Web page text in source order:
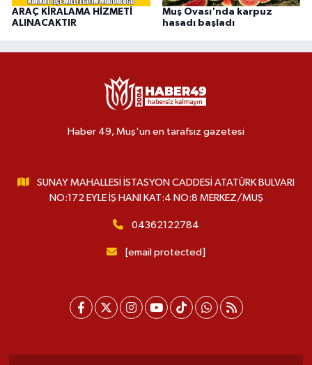
ARAÇ KİRALAMA HİZMETİ
ALINACAKTIR
Muş Ovası'nda karpuz
hasadı başladı
Haber 49, Muş'un en tarafsız gazetesi
SUNAY MAHALLESİ İSTASYON CADDESİ ATATÜRK BULVARI
NO:172 EYLE İŞ HANI KAT:4 NO:8 MERKEZ/MUŞ
04362122784
[email protected]